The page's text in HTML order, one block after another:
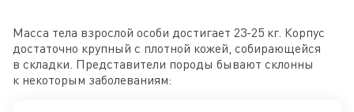
Масса тела взрослой особи достигает 23-25 кг. Корпус
достаточно крупный с плотной кожей, собирающейся
в складки. Представители породы бывают склонны
к некоторым заболеваниям: